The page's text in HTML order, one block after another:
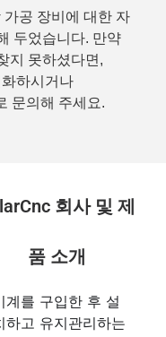
공 장비에 대한 자
두었습니다. 만약
지 못하셨다면,
하시거나
문의해 주세요.
회사 및 제
품 소개
계를 구입한 후 설
하고 유지관리하는